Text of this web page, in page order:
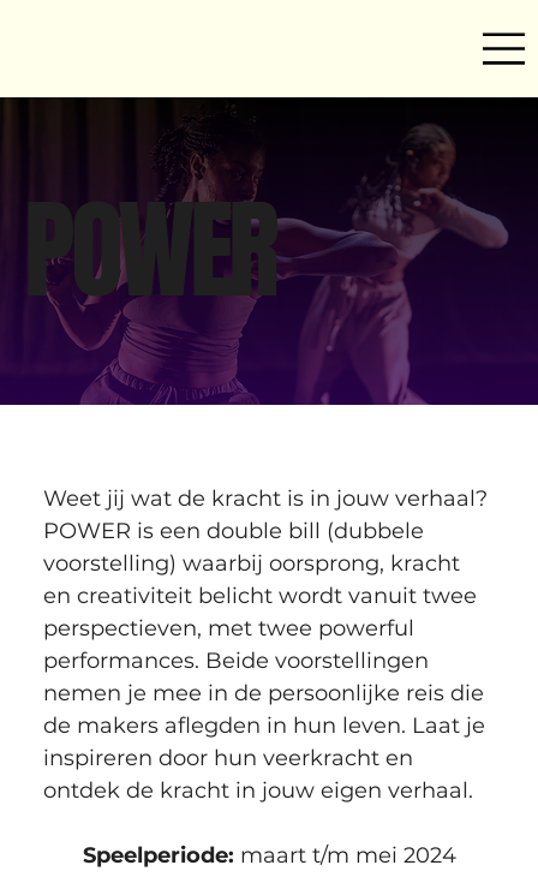
POWER
Weet jij wat de kracht is in jouw verhaal?
POWER is een double bill (dubbele
voorstelling) waarbij oorsprong, kracht
en creativiteit belicht wordt vanuit twee
perspectieven, met twee powerful
performances. Beide voorstellingen
nemen je mee in de persoonlijke reis die
de makers aflegden in hun leven. Laat je
inspireren door hun veerkracht en
ontdek de kracht in jouw eigen verhaal.
Speelperiode: maart t/m mei 2024